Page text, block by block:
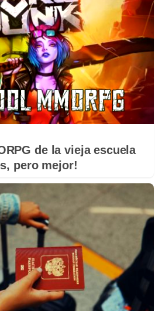
de la vieja escuela
pero mejor!